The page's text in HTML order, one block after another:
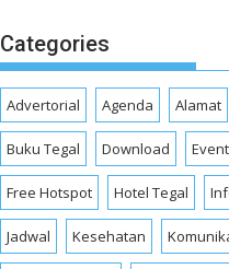
Categories
Advertorial Agenda Alamat
Buku Tegal Download
Free Hotspot Hotel Tegal
Jadwal Kesehatan